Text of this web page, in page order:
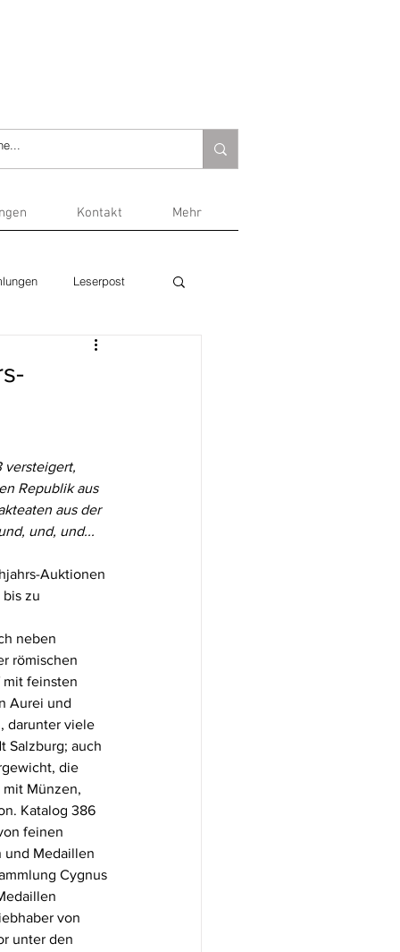
Kontakt Mehr
Leserpost
versteigert,
Republik aus
aus der
und, und...
Auktionen
zu
neben
römischen
mit feinsten
Aurei und
darunter viele
Salzburg; auch
die
Münzen,
Katalog 386
feinen
und Medaillen
Cygnus
von
unter den